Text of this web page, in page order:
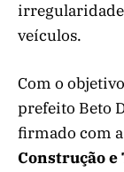
veículos.
Com o
prefeito Beto
firmado com
Construção